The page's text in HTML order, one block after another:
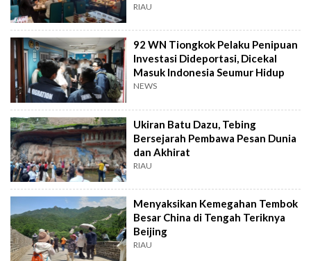
RIAU
92 WN Tiongkok Pelaku Penipuan
Investasi Dideportasi, Dicekal
Masuk Indonesia Seumur Hidup
NEWS
Ukiran Batu Dazu, Tebing
Bersejarah Pembawa Pesan Dunia
dan Akhirat
RIAU
Menyaksikan Kemegahan Tembok
Besar China di Tengah Teriknya
Beijing
RIAU